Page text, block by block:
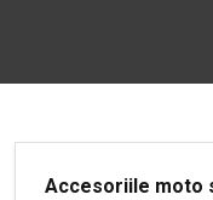
Accesoriile moto